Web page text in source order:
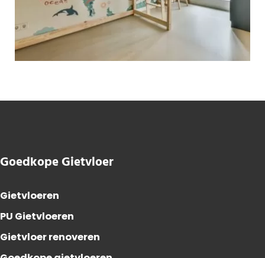
Goedkope Gietvloer
Gietvloeren
PU Gietvloeren
Gietvloer renoveren